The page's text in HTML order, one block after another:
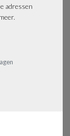
adressen